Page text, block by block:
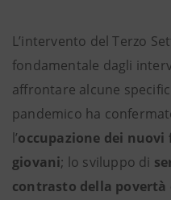
L’intervento del Terzo
fondamentale dagli
affrontare alcune
pandemico ha
l’occupazione dei nuovi
giovani; lo sviluppo di
contrasto della povertà